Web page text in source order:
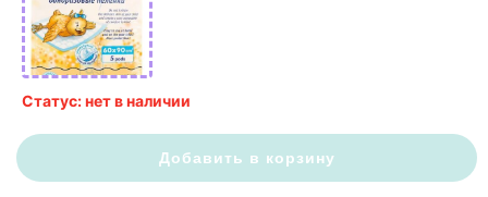
Статус: нет в наличии
Добавить в корзину